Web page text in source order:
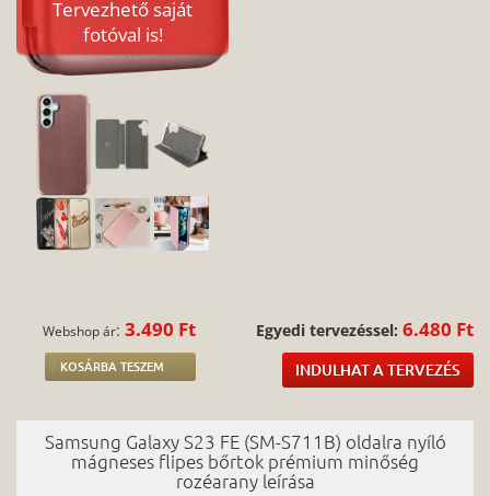
Tervezhető saját
fotóval is!
Webshop ár:3.490 Ft
KOSÁRBA TESZEM
Egyedi tervezéssel: 6.480 Ft
INDULHAT A TERVEZÉS
Samsung Galaxy S23 FE (SM-S711B) oldalra nyíló
mágneses flipes bőrtok prémium minőség
rozéarany leírása